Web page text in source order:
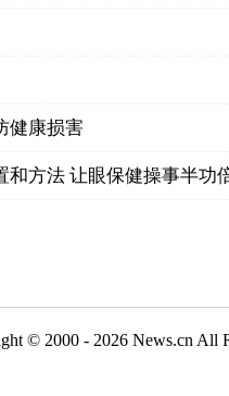
健康损害
和方法 让眼保健操事半功
© 2000 - 2026 News.cn